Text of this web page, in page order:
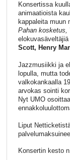
Konsertissa
animaatioista
kappaleita muun
Pahan kosketus,
Scott, Henry
Jazzmusiikki ja
lopulla, mutta
valkokankaalla
arvokas sointi
Nyt UMO
Liput
Konsertin kesto